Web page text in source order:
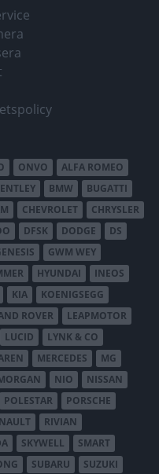
ONVO
ALFA ROMEO
BMW
BUGATTI
CHEVROLET
CHRYSLER
DFSK DODGE
DS
GWM WEY
HYUNDAI
INEOS
KIA
KOENIGSEGG
ROVER
LEAPMOTOR
LUCID
LYNK & CO
MERCEDES
MG
NIO
NISSAN
POLESTAR
PORSCHE
RIVIAN
SKYWELL
SMART
SUBARU SUZUKI